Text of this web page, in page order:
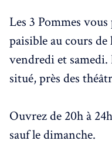
Les 3 Pommes
paisible au cours
vendredi et
situé, près des
Ouvrez de 20h à
sauf le dimanche.